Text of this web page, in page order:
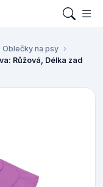
Oblečky na psy
Růžová, Délka zad